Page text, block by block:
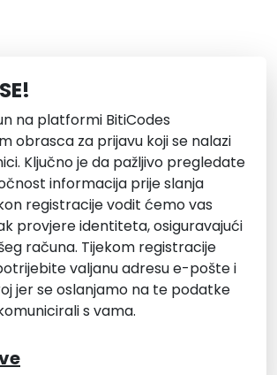
na platformi BitiCodes
obrasca za prijavu koji se nalazi
Ključno je da pažljivo pregledate
informacija prije slanja
registracije vodit ćemo vas
provjere identiteta, osiguravajući
računa. Tijekom registracije
valjanu adresu e-pošte i
jer se oslanjamo na te podatke
s vama.